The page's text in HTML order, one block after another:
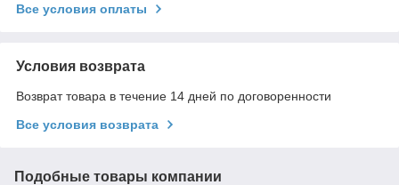
Все условия оплаты
Условия возврата
Возврат товара в течение 14 дней по договоренности
Все условия возврата
Подобные товары компании